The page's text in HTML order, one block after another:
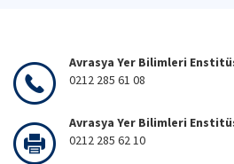
Avrasya Yer Bilimleri
0212 285 61 08
Avrasya Yer Bilimleri
0212 285 62 10